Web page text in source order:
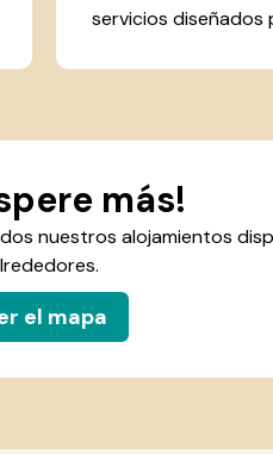
servicios diseñados
más!
nuestros alojamientos
el mapa